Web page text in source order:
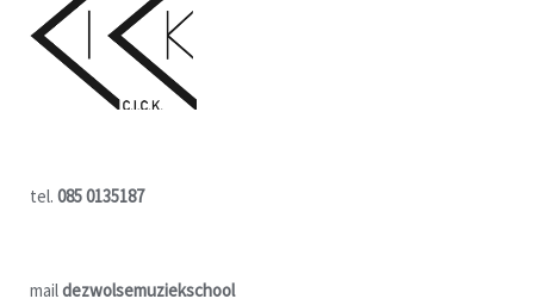
tel. 085 0135187
maildezwolsemuziekschool